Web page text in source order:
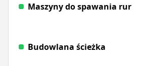
Maszyny do spawania rur
Budowlana ścieżka